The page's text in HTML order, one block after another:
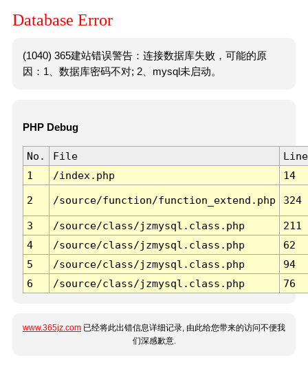
Database Error
(1040) 365建站错误警告：连接数据库失败，可能的原
因：1、数据库密码不对; 2、mysql未启动。
PHP Debug
No. File
Line
1
/index.php 14
2 /source/function/function_extend.php 324
3 /source/class/jzmysql.class.php
211
4
/source/class/jzmysql.class.php
62
5
/source/class/jzmysql.class.php
94
6
/source/class/jzmysql.class.php 76
www.365jz.com 已经将此出错信息详细记录, 由此给您带来的访问不便我
们深感歉意.